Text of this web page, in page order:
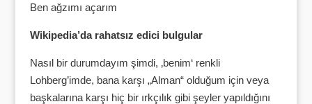
Ben ağzımı açarım
Wikipedia’da rahatsız edici bulgular
Nasıl bir durumdayım şimdi, ‚benim‘ renkli
Lohberg’imde, bana karşı „Alman“ olduğum için veya
başkalarına karşı hiç bir ırkçılık gibi şeyler yapıldığını